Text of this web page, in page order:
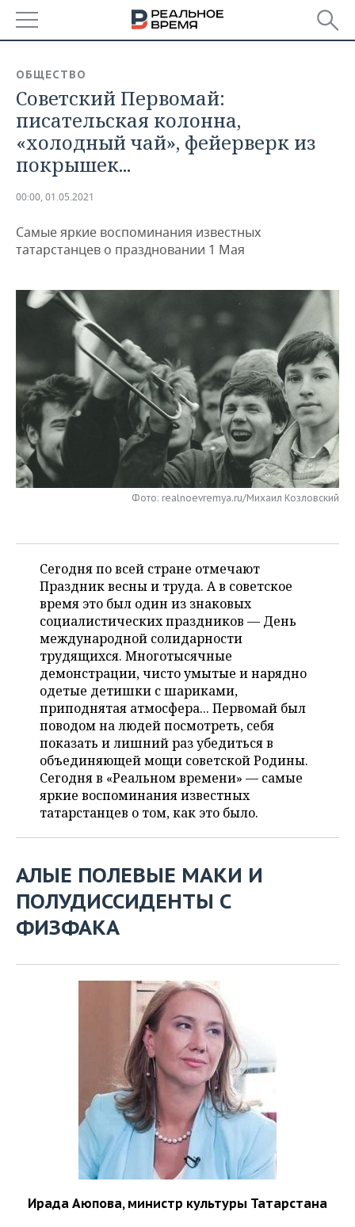
БАШКОРТОСТАН
ТАТАРСТАН
УДМУРТИЯ
НОВОСТИ
АНАЛИТИКА
НОВОСТИ АНАЛИТИКИ
ДЕКЛАРАЦИИ О ДОХОДАХ
КОРОЛИ ГОСЗАКАЗА ПФО
КОМУ ПРИНАДЛЕЖАТ
ТОРГОВЫЕ ЦЕНТРЫ
ТАТАРСТАНА
ЭКОНОМИКА
НОВОСТИ ЭКОНОМИКИ
ФИНАНСЫ
БЮДЖЕТ
ИНВЕСТИЦИИ
ПРОМЫШЛЕННОСТЬ
НОВОСТИ
ПРОМЫШЛЕННОСТИ
АГРОПРОМ
МАШИНОСТРОЕНИЕ
НЕФТЕХИМИЯ
НЕФТЬ
ОПК
ЭНЕРГЕТИКА
НЕДВИЖИМОСТЬ
НОВОСТИ АВТО
БИЗНЕС
НОВОСТИ БИЗНЕСА
РОЗНИЧНАЯ ТОРГОВЛЯ
ТРАНСПОРТ
УСЛУГИ
ТЕХНОЛОГИИ
НОВОСТИ ТЕХНОЛОГИЙ
IT
МЕДИА
ТЕЛЕКОММУНИКАЦИИ
МЕРОПРИЯТИЯ
НОВОСТИ МЕРОПРИЯТИЙ
ВЫЕЗДНАЯ РЕДАКЦИЯ
ОТКРЫТАЯ ЛЕКЦИЯ
СПОРТ
НОВОСТИ СПОРТА
БАСКЕТБОЛ
ВОЛЕЙБОЛ
КИБЕРСПОРТ
ФИГУРНОЕ КАТАНИЕ
ВОДНЫЕ ВИДЫ СПОРТА
ХОККЕЙ С МЯЧОМ
ОБЩЕСТВО
НОВОСТИ ОБЩЕСТВА
ИНФРАСТРУКТУРА
ИСТОРИЯ
КУЛЬТУРА
МЕДИЦИНА
ОБРАЗОВАНИЕ
ПРОИСШЕСТВИЯ
СПРАВОЧНИК
СПИСОК ПЕРСОН
СПИСОК КОМПАНИЙ
ПОЛНАЯ ВЕРСИЯ
ОБЩЕСТВО
Советский Первомай:
писательская колонна,
«холодный чай», фейерверк из
покрышек...
00:00, 01.05.2021
Самые яркие воспоминания известных
татарстанцев о праздновании 1 Мая
Фото: realnoevremya.ru/Михаил Козловский
Сегодня по всей стране отмечают
Праздник весны и труда. А в советское
время это был один из знаковых
социалистических праздников — День
международной солидарности
трудящихся. Многотысячные
демонстрации, чисто умытые и нарядно
одетые детишки с шариками,
приподнятая атмосфера... Первомай был
поводом на людей посмотреть, себя
показать и лишний раз убедиться в
объединяющей мощи советской Родины.
Сегодня в «Реальном времени» — самые
яркие воспоминания известных
татарстанцев о том, как это было.
АЛЫЕ ПОЛЕВЫЕ МАКИ И
ПОЛУДИССИДЕНТЫ С
ФИЗФАКА
Ирада Аюпова, министр культуры Татарстана